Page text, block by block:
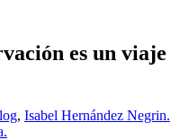
es un viaje
, Isabel Hernández Negrin.